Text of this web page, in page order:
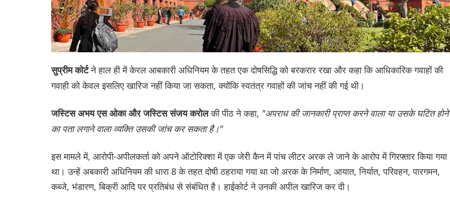
सुप्रीम कोर्टने हाल ही में केरल आबकारी अधिनियम के तहत एक दोषसिद्धि को बरकरार रखा और कहा कि आधिकारिक गवाहों की
गवाही को केवल इसलिए खारिज नहीं किया जा सकता, क्योंकि स्वतंत्र गवाहों की जांच नहीं की गई थी।
जस्टिस अभय एस ओका और जस्टिस संजय करोलकी पीठ ने कहा, "अपराध की जानकारी प्राप्त करने वाला या उसके घटित होने
का पता लगाने वाला व्यक्ति उसकी जांच कर सकता है।"
इस मामले में, आरोपी-अपीलकर्ता को अपने ऑटोरिक्शा में एक जेरी कैन में पांच लीटर अरक ले जाने के आरोप में गिरफ्तार किया गया
था। उन्हें अबकारी अधिनियम की धारा 8 के तहत दोषी ठहराया गया था जो अरक के निर्माण, आयात, निर्यात, परिवहन, पारगमन,
कब्जे, भंडारण, बिक्री आदि पर प्रतिबंध से संबंधित है। हाईकोर्ट ने उनकी अपील खारिज कर दी।